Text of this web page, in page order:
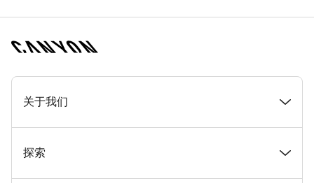
[footer.linksList.title]
关于我们
奖项
探索